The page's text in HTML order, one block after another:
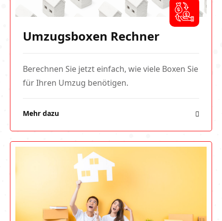
Umzugsboxen Rechner
Berechnen Sie jetzt einfach, wie viele Boxen Sie
für Ihren Umzug benötigen.
Mehr dazu